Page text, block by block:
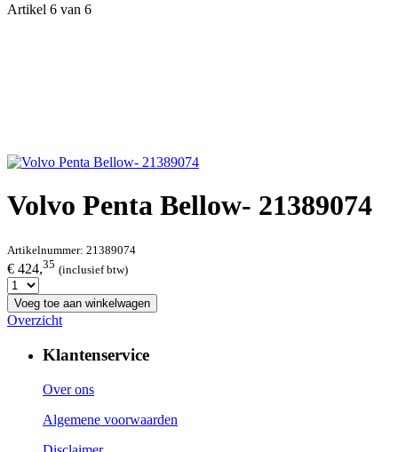
Artikel 6 van 6
Volvo Penta Bellow- 21389074
Artikelnummer: 21389074
€ 424,35 (inclusief btw)
Voeg toe aan winkelwagen
Overzicht
Klantenservice
Over ons
Algemene voorwaarden